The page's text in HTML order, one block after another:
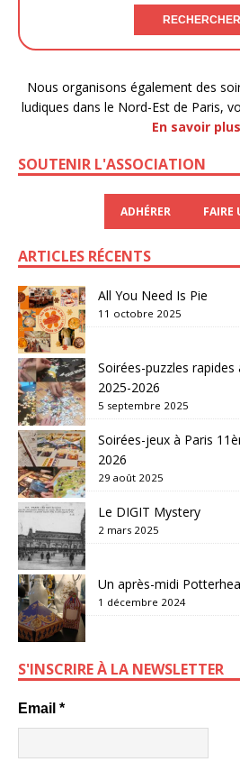
Nous organisons également des
ludiques dans le Nord-Est de Paris,
En savoir
SOUTENIR L'ASSOCIATION
ADHÉRER FAIRE
ARTICLES RÉCENTS
All You Need Is Pie
11 octobre 2025
Soirées-puzzles
2025-2026
5 septembre 2025
Soirées-jeux à Paris
2026
29 août 2025
Le DIGIT Mystery
2 mars 2025
Un après-midi
1 décembre 2024
S'INSCRIRE À LA NEWSLETTER
Email *